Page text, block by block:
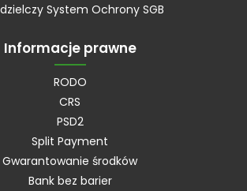
System Ochrony SGB
Informacje prawne
RODO
CRS
PSD2
Split Payment
Gwarantowanie środków
Bank bez barier